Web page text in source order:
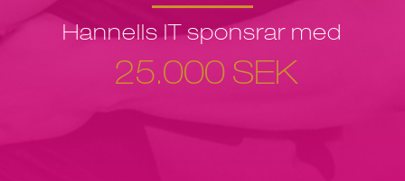
Hannells IT sponsrar med
25.000 SEK